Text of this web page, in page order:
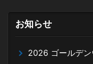
お知らせ
2026 ゴールデ